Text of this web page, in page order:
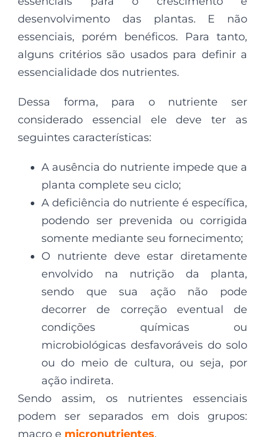
desenvolvimento das plantas. E não
essenciais, porém benéficos. Para tanto,
alguns critérios são usados para definir a
essencialidade dos nutrientes.
Dessa forma, para o nutriente ser
considerado essencial ele deve ter as
seguintes características:
A ausência do nutriente impede que a
planta complete seu ciclo;
A deficiência do nutriente é específica,
podendo ser prevenida ou corrigida
somente mediante seu fornecimento;
O nutriente deve estar diretamente
envolvido na nutrição da planta,
sendo que sua ação não pode
decorrer de correção eventual de
condições químicas ou
microbiológicas desfavoráveis do solo
ou do meio de cultura, ou seja, por
ação indireta.
Sendo assim, os nutrientes essenciais
podem ser separados em dois grupos:
macro e micronutrientes.